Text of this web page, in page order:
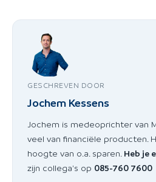
GESCHREVEN DOOR
Jochem Kessens
Jochem is medeoprichter van
veel van financiële producten.
hoogte van o.a. sparen. Heb je
zijn collega's op 085-760 7600